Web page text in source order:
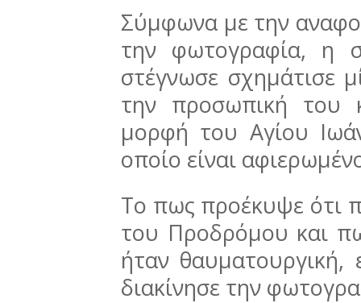
Σύμφωνα με την
την φωτογραφία, η
στέγνωσε σχημάτισε
την προσωπική του
μορφή του Αγίου
οποίο είναι
Το πως προέκυψε ότι
του Προδρόμου και
ήταν
διακίνησε την